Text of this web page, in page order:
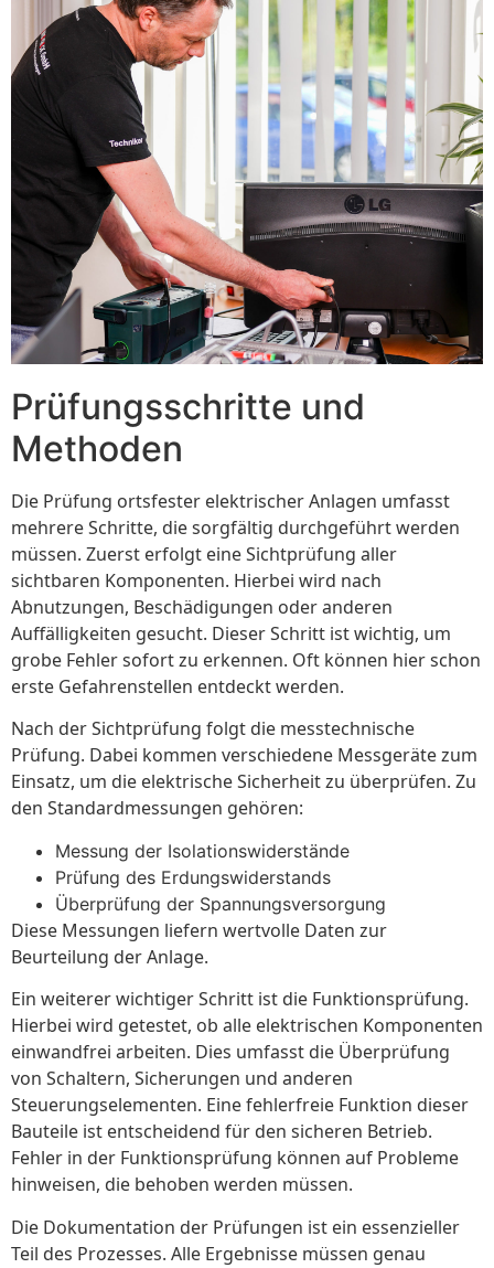
Prüfungsschritte und
Methoden
Die Prüfung ortsfester elektrischer Anlagen umfasst
mehrere Schritte, die sorgfältig durchgeführt werden
müssen. Zuerst erfolgt eine Sichtprüfung aller
sichtbaren Komponenten. Hierbei wird nach
Abnutzungen, Beschädigungen oder anderen
Auffälligkeiten gesucht. Dieser Schritt ist wichtig, um
grobe Fehler sofort zu erkennen. Oft können hier schon
erste Gefahrenstellen entdeckt werden.
Nach der Sichtprüfung folgt die messtechnische
Prüfung. Dabei kommen verschiedene Messgeräte zum
Einsatz, um die elektrische Sicherheit zu überprüfen. Zu
den Standardmessungen gehören:
Messung der Isolationswiderstände
Prüfung des Erdungswiderstands
Überprüfung der Spannungsversorgung
Diese Messungen liefern wertvolle Daten zur
Beurteilung der Anlage.
Ein weiterer wichtiger Schritt ist die Funktionsprüfung.
Hierbei wird getestet, ob alle elektrischen Komponenten
einwandfrei arbeiten. Dies umfasst die Überprüfung
von Schaltern, Sicherungen und anderen
Steuerungselementen. Eine fehlerfreie Funktion dieser
Bauteile ist entscheidend für den sicheren Betrieb.
Fehler in der Funktionsprüfung können auf Probleme
hinweisen, die behoben werden müssen.
Die Dokumentation der Prüfungen ist ein essenzieller
Teil des Prozesses. Alle Ergebnisse müssen genau